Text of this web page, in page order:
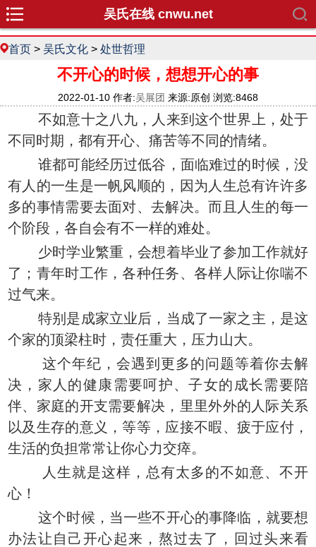
吴氏在线 cnwu.net
首页 > 吴氏文化 > 处世哲理
不开心的时候，想想开心的事
2022-01-10 作者:吴展团 来源:原创 浏览:8468
不如意十之八九，人来到这个世界上，处于
不同时期，都有开心、痛苦等不同的情绪。
谁都可能经历过低谷，面临难过的时候，没
有人的一生是一帆风顺的，因为人生总有许许多
多的事情需要去面对、去解决。而且人生的每一
个阶段，各自会有不一样的难处。
少时学业繁重，会想着毕业了参加工作就好
了；青年时工作，各种任务、各样人际让你喘不
过气来。
特别是成家立业后，当成了一家之主，是这
个家的顶梁柱时，责任重大，压力山大。
这个年纪，会遇到更多的问题等着你去解
决，家人的健康需要呵护、子女的成长需要陪
伴、家庭的开支需要解决，里里外外的人际关系
以及生存的意义，等等，应接不暇、疲于应付，
生活的负担常常让你心力交瘁。
人生就是这样，总有太多的不如意、不开
心！
这个时候，当一些不开心的事降临，就要想
办法让自己开心起来，熬过去了，回过头来看